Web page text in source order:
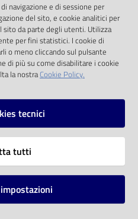
dalla direttiva
d.lgs. 36/2006
navigazione e di sessione per
del sito, e cookie analitici per
sito da parte degli utenti. Utilizza
per fini statistici. I cookie di
o meno cliccando sul pulsante
di più su come disabilitare i cookie
la nostraCookie Policy.
tecnici
tutti